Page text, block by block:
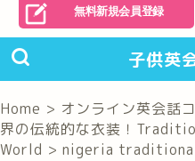
無料新規会員登録
子供英
Home > オンライン英会話
界の伝統的な衣装！
World > nigeria